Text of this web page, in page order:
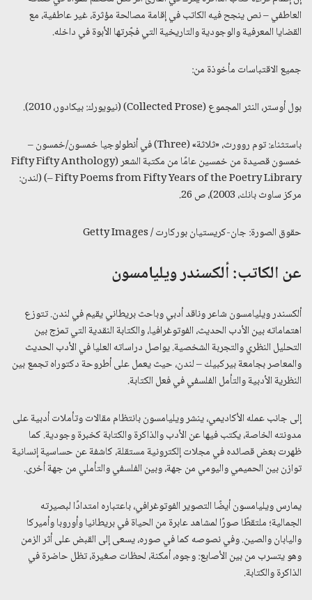
العاطفي – نص ينجح فيه الكاتب في إقامة مصالحة مؤثرة، غير عاطفية، مع
القضايا المعرفية والوجودية والتاريخية التي فجّرتها الأبوة في داخله.
جميع الاقتباسات مأخوذة من:
بول أوستر، النثر المجموع (Collected Prose) (نيويورك: بيكادور، 2010).
باستثناء: توم روورث، «ثلاثة» (Three) في أنطولوجيا خمسون/خمسون –
خمسون قصيدة من خمسين عامًا من مكتبة الشعر (Fifty Fifty Anthology
– Fifty Poems from Fifty Years of the Poetry Library) (لندن:
مركز ساوث بانك، 2003)، ص 26.
حقوق الصورة: جان-كريستيان بوركارت / Getty Images
عن الكاتب: ألكسندر ويليامسون
ألكسندر ويليامسون شاعر وناقد أدبي وباحث بريطاني يقيم في لندن. تتوزع
اهتماماته بين الأدب الحديث، الفوتوغرافيا، والكتابة النقدية التي تمزج بين
التحليل النظري والتجربة الشخصية. يواصل دراساته العليا في الأدب الحديث
والمعاصر بجامعة بيركبيك – لندن، حيث يعمل على أطروحة دكتوراه تجمع بين
النظرية الأدبية والتأمل الفلسفي في فعل الكتابة.
إلى جانب عمله الأكاديمي، ينشر ويليامسون بانتظام مقالات وتأملات أدبية على
مدونته الخاصة، يكتب فيها عن الأدب والذاكرة والكتابة كخبرة وجودية. كما
ظهرت بعض قصائده في مجلات إلكترونية مستقلة، كاشفة عن حساسية إنسانية
توازن بين الحميمي واليومي من جهة، وبين الفلسفي والتأملي من جهة أخرى.
يمارس ويليامسون أيضًا التصوير الفوتوغرافي، باعتباره امتدادًا لبصيرته
الجمالية؛ ملتقطًا صورًا لمشاهد عابرة من الحياة في بريطانيا وأوروبا وأميركا
واليابان والصين. وفي نصوصه كما في صوره، يسعى إلى القبض على أثر الزمن
وهو يتسرب من بين الأصابع: وجوه، أمكنة، لحظات صغيرة، تظل حاضرة في
الذاكرة والكتابة.